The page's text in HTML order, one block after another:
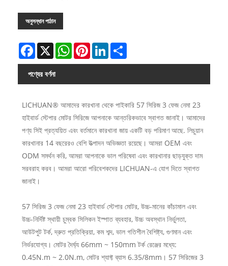
অনুসন্ধান পাঠান
Facebook
X WhatsAppPinterestLinkedIn
পণ্যের বর্ণনা
LICHUAN® আমাদের কারখানা থেকে পাইকারি 57 সিরিজ 3 ফেজ নেমা 23
হাইবার্ড স্টেপার মোটর সিরিজে আপনাকে আন্তরিকভাবে স্বাগত জানাই। আমাদের
পণ্য সিই প্রত্যয়িত এবং বর্তমানে কারখানা জায় একটি বড় পরিমাণ আছে. লিচুয়ান
কারখানার 14 বছরেরও বেশি উত্পাদন অভিজ্ঞতা রয়েছে। আমরা OEM এবং
ODM সমর্থন করি, আমরা আপনাকে ভাল পরিষেবা এবং কারখানার ছাড়যুক্ত দাম
সরবরাহ করব। আমরা আরো পরিবেশকদের LICHUAN-এ যোগ দিতে স্বাগত
জানাই।
57 সিরিজ 3 ফেজ নেমা 23 হাইবার্ড স্টেপার মোটর, উচ্চ-মানের কাঁচামাল এবং
উচ্চ-নির্দিষ্ট স্থায়ী চুম্বক সিলিকন ইস্পাত ব্যবহার, উচ্চ অবস্থান নির্ভুলতা,
আউটপুট টর্ক, দ্রুত প্রতিক্রিয়া, কম শব্দ, ভাল গতিশীল বৈশিষ্ট্য, গুণমান এবং
নির্ভরযোগ্য। মোটর দৈর্ঘ্য 66mm ~ 150mm টর্ক রেঞ্জের মধ্যে:
0.45N.m ~ 2.0N.m, মোটর শ্যাফ্ট ব্যাস 6.35/8mm। 57 সিরিজের 3